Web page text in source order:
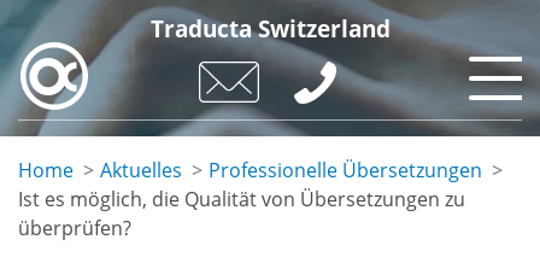
Skip
main
content
Traducta Switzerland
Home Aktuelles
Professionelle Übersetzungen
Ist es möglich, die Qualität von Übersetzungen zu
überprüfen?